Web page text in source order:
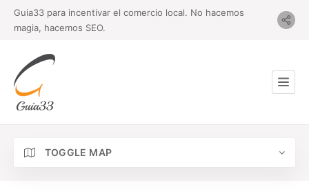
Guia33 para incentivar el comercio local. No hacemos
magia, hacemos SEO.
TOGGLE MAP